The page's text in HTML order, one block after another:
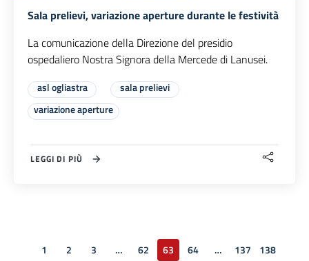
Sala prelievi, variazione aperture durante le festività
La comunicazione della Direzione del presidio
ospedaliero Nostra Signora della Mercede di Lanusei.
asl ogliastra
sala prelievi
variazione aperture
LEGGI DI PIÙ
Pagina precedente
1 2 3 … 62 63 64 … 137
138